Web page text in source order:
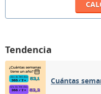
Tendencia
Cuántas